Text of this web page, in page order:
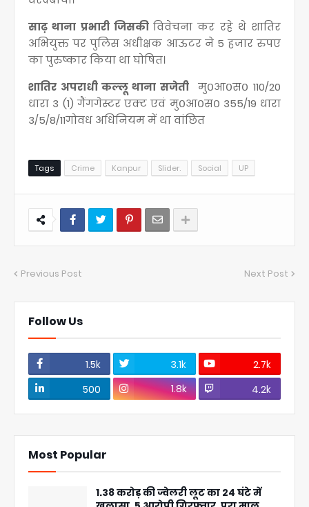
साढ़ थाना प्रभारी जिसकी विवेचना कर रहे थे शातिर
अभियुक्त पर पुलिस अधीक्षक आऊटर ने 5 हजार रुपए
का पुरुष्कार किया था घोषित।
शातिर अपराधी कल्लू थाना सजेतीमु०आ०स० 110/20
धारा 3 (1) गैंगगेस्टर एक्ट एवं मु०आ०स० 355/19 धारा
3/5/8/11गोवध अधिनियम में था वांछित
Tags Crime Kanpur Slider. Social UP
Previous Post Next Post
Follow Us
1.5k 3.1k
2.7k
500
1.8k 4.2k
Most Popular
1.38 करोड़ की ज्वेलरी लूट का 24 घंटे में